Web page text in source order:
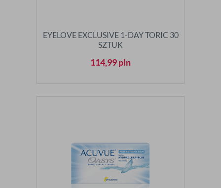
EYELOVE EXCLUSIVE 1-DAY TORIC 30
SZTUK
114,99pln